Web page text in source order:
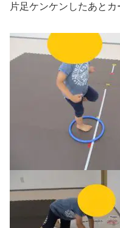
片足ケンケンしたあとカ